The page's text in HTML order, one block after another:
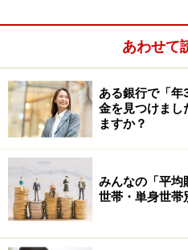
あわせて
ある銀行で「年
金を見つけまし
ますか？
みんなの「平均
世帯・単身世帯